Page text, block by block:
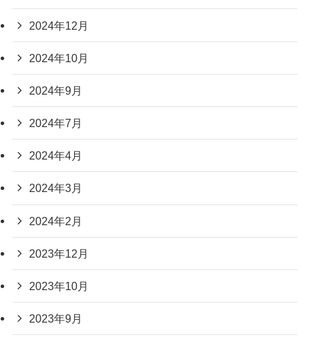
2024年12月
2024年10月
2024年9月
2024年7月
2024年4月
2024年3月
2024年2月
2023年12月
2023年10月
2023年9月